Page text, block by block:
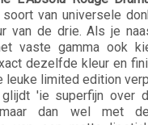
van universele
van de drie. Als je
vaste gamma ook
dezelfde kleur en
leuke limited edition
'ie superfijn over
dan wel met